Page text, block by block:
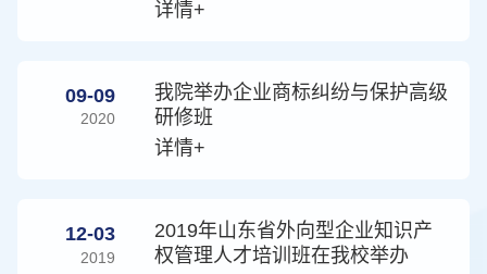
型知识产权高端人才培养研讨会
详情+
09-09
2020
我院举办企业商标纠纷与保护高级
研修班
详情+
12-03
2019
2019年山东省外向型企业知识产
权管理人才培训班在我校举办